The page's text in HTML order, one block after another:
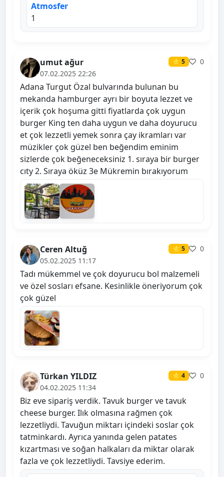
Atmosfer
1
umut ağur ⭐ 5
0
07.02.2025 22:26
Adana Turgut Özal bulvarında bulunan bu
mekanda hamburger ayrı bir boyuta lezzet ve
içerik çok hoşuma gitti fiyatlarda çok uygun
burger King ten daha uygun ve daha doyurucu
et çok lezzetli yemek sonra çay ikramları var
müzikler çok güzel ben beğendim eminim
sizlerde çok beğeneceksiniz 1. sıraya bir burger
cıty 2. Sıraya öküz 3e Mükremin bırakıyorum
Ceren Altuğ ⭐ 5
0
05.02.2025 11:17
Tadı mükemmel ve çok doyurucu bol malzemeli
ve özel sosları efsane. Kesinlikle öneriyorum çok
çok güzel
Türkan YILDIZ ⭐ 4
0
04.02.2025 11:34
Biz eve sipariş verdik. Tavuk burger ve tavuk
cheese burger. Ilık olmasına rağmen çok
lezzetliydi. Tavuğun miktarı içindeki soslar çok
tatminkardı. Ayrıca yanında gelen patates
kızartması ve soğan halkaları da miktar olarak
fazla ve çok lezzetliydi. Tavsiye ederim.